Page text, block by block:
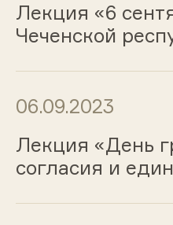
Лекция «6
Чеченской
06.09.2023
Лекция «День
согласия и